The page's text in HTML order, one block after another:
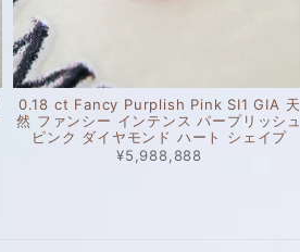
0.18 ct Fancy Purplish Pink SI1 GIA 天
然 ファンシー インテンス パープリッシュ
ピンク ダイヤモンド ハート シェイプ
¥5,988,888